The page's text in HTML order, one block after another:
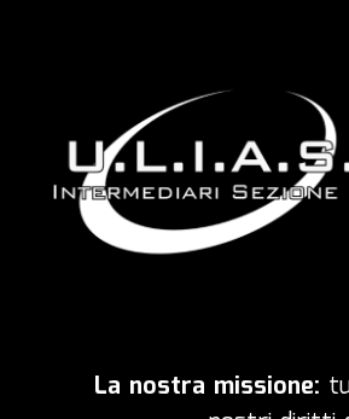
La nostra missione: